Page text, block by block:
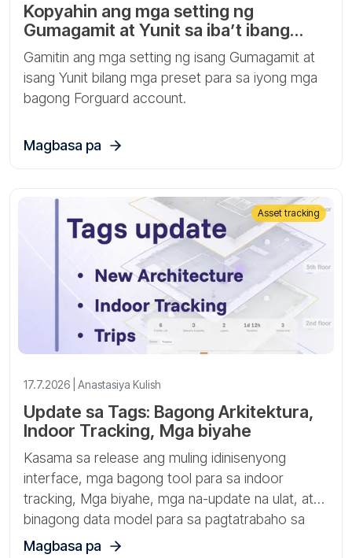
Kopyahin ang mga setting ng
Gumagamit at Yunit sa iba’t ibang
Forguard account
Gamitin ang mga setting ng isang Gumagamit at
isang Yunit bilang mga preset para sa iyong mga
bagong Forguard account.
Magbasa pa
17.7.2026 | Anastasiya Kulish
Update sa Tags: Bagong Arkitektura,
Indoor Tracking, Mga biyahe
Kasama sa release ang muling idinisenyong
interface, mga bagong tool para sa indoor
tracking, Mga biyahe, mga na-update na ulat, at
binagong data model para sa pagtatrabaho sa
mga gateway, sensor, at asset.
Magbasa pa
Asset tracking